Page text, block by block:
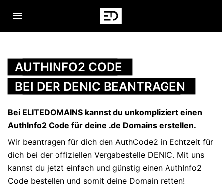
Navigation öffnen
AUTHINFO2 CODE
BEI DER DENIC BEANTRAGEN
Bei ELITEDOMAINS kannst du unkompliziert einen
AuthInfo2 Code für deine .de Domains erstellen.
Wir beantragen für dich den AuthCode2 in Echtzeit für
dich bei der offiziellen Vergabestelle DENIC. Mit uns
kannst du jetzt einfach und günstig einen AuthInfo2
Code bestellen und somit deine Domain retten!